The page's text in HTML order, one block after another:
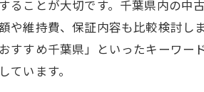
ることが大切です。千葉県内の中
や維持費、保証内容も比較検討し
すすめ千葉県」といったキーワー
ています。